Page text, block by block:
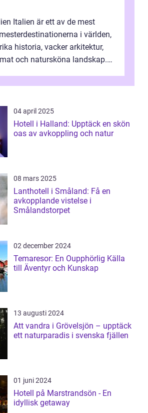
Italien är ett av de mest
i världen,
historia, vacker arkitektur,
och natursköna landskap.
04 april 2025
Hotell i Halland: Upptäck en skön
oas av avkoppling och natur
08 mars 2025
Lanthotell i Småland: Få en
avkopplande vistelse i
Smålandstorpet
02 december 2024
Temaresor: En Oupphörlig Källa
till Äventyr och Kunskap
13 augusti 2024
Att vandra i Grövelsjön – upptäck
ett naturparadis i svenska fjällen
01 juni 2024
Hotell på Marstrandsön - En
idyllisk getaway